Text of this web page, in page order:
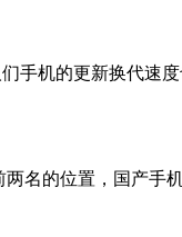
手机的更新换代速
名的位置，国产手